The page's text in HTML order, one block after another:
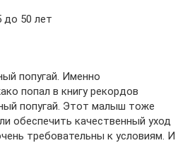
до 50 лет
попугай. Именно
попал в книгу рекордов
попугай. Этот малыш тоже
обеспечить качественный уход
требовательны к условиям. И